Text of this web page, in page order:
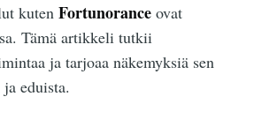
kuten Fortunorance ovat
Tämä artikkeli tutkii
ja tarjoaa näkemyksiä sen
eduista.